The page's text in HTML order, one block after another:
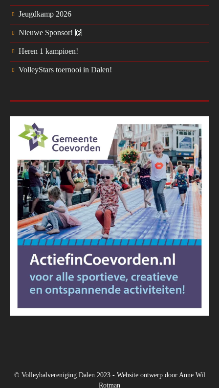
Jeugdkamp 2026
Nieuwe Sponsor! 🙌
Heren 1 kampioen!
VolleyStars toernooi in Dalen!
© Volleybalvereniging Dalen 2023 - Website ontwerp door Anne Wil
Rotman